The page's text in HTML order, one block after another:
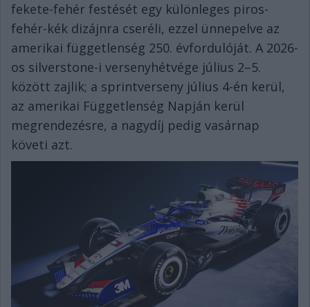
fekete-fehér festését egy különleges piros-
fehér-kék dizájnra cseréli, ezzel ünnepelve az
amerikai függetlenség 250. évfordulóját. A 2026-
os silverstone-i versenyhétvége július 2–5.
között zajlik; a sprintverseny július 4-én kerül,
az amerikai Függetlenség Napján kerül
megrendezésre, a nagydíj pedig vasárnap
követi azt.